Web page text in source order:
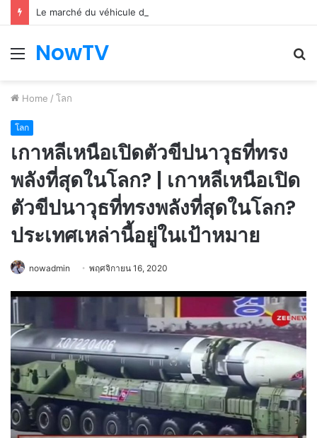
Le marché du véhicule d’occasion en plein essor
Menu
NowTV
Home / โลก
โลก
เกาหลีเหนือเปิดตัวขีปนาวุธที่ทรง
พลังที่สุดในโลก? | เกาหลีเหนือเปิด
ตัวขีปนาวุธที่ทรงพลังที่สุดในโลก?
ประเทศเหล่านี้อยู่ในเป้าหมาย
nowadmin พฤศจิกายน 16, 2020